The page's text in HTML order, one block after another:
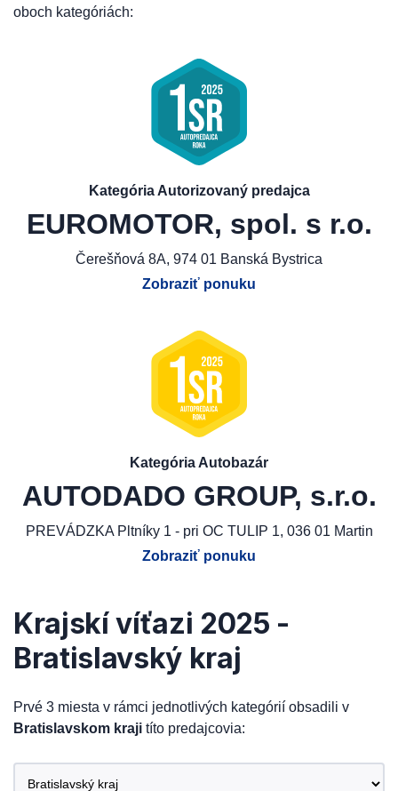
oboch kategóriách:
Kategória Autorizovaný predajca
EUROMOTOR, spol. s r.o.
Čerešňová 8A, 974 01 Banská Bystrica
Zobraziť ponuku
Kategória Autobazár
AUTODADO GROUP, s.r.o.
PREVÁDZKA Pltníky 1 - pri OC TULIP 1, 036 01 Martin
Zobraziť ponuku
Krajskí víťazi 2025 -
Bratislavský kraj
Prvé 3 miesta v rámci jednotlivých kategórií obsadili v
Bratislavskom kraji títo predajcovia: